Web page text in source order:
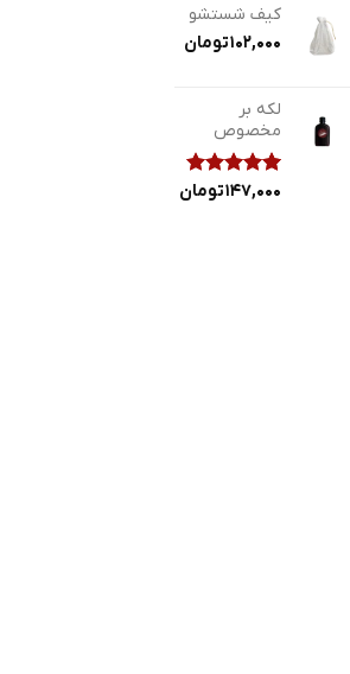
کیف شستشو
102,000تومان
لکه بر
مخصوص
امتیازدهی
2
147,000تومان